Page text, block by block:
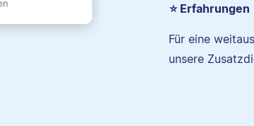
⭐ Erfahrungen
Für eine
unsere
für Scribbr
für alles, was